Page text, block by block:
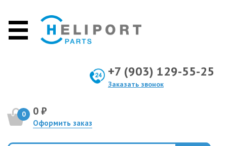
+7 (903) 129-55-25
Заказать звонок
0 0 ₽
Оформить заказ